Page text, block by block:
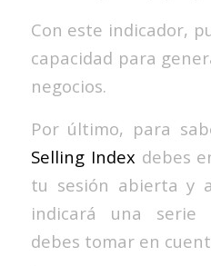
Con este indicador,
capacidad para
negocios.
Por último, para
Selling Index debes
tu sesión abierta y
indicará una serie
debes tomar en